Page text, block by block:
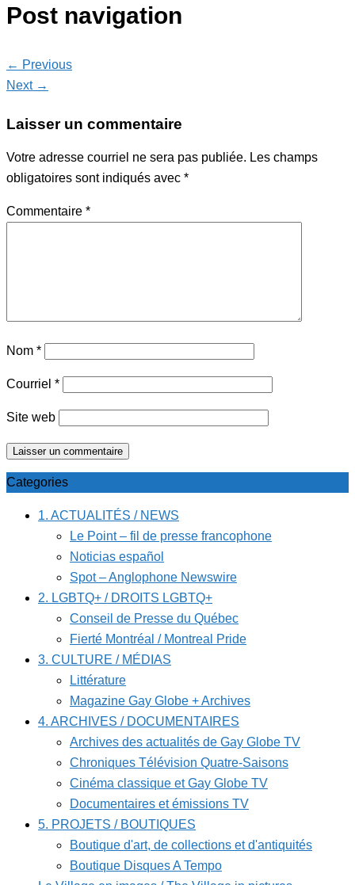
Post navigation
← Previous
Next →
Laisser un commentaire
Votre adresse courriel ne sera pas publiée. Les champs
obligatoires sont indiqués avec *
Commentaire *
Nom *
Courriel *
Site web
Categories
1. ACTUALITÉS / NEWS
Le Point – fil de presse francophone
Noticias español
Spot – Anglophone Newswire
2. LGBTQ+ / DROITS LGBTQ+
Conseil de Presse du Québec
Fierté Montréal / Montreal Pride
3. CULTURE / MÉDIAS
Littérature
Magazine Gay Globe + Archives
4. ARCHIVES / DOCUMENTAIRES
Archives des actualités de Gay Globe TV
Chroniques Télévision Quatre-Saisons
Cinéma classique et Gay Globe TV
Documentaires et émissions TV
5. PROJETS / BOUTIQUES
Boutique d'art, de collections et d'antiquités
Boutique Disques A Tempo